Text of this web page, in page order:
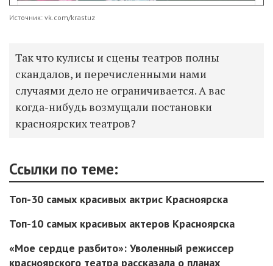
Источник: vk.com/krastuz
Так что кулисы и сцены театров полны
скандалов, и перечисленными нами
случаями дело не ограничивается. А вас
когда-нибудь возмущали постановки
красноярских театров?
Ссылки по теме:
Топ-30 самых красивых актрис Красноярска
Топ-10 самых красивых актеров Красноярска
«Мое сердце разбито»: Уволенный режиссер
красноярского театра рассказала о планах